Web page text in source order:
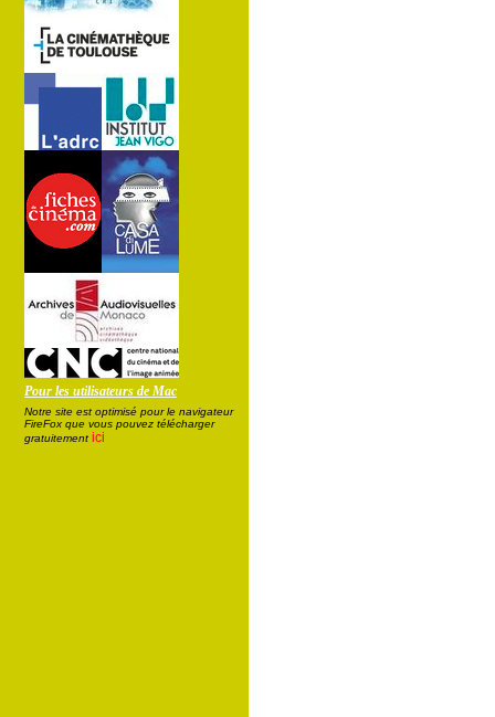
Pour les utilisateurs de Mac
Notre site est optimisé pour le navigateur
FireFox que vous pouvez télécharger
gratuitement ici